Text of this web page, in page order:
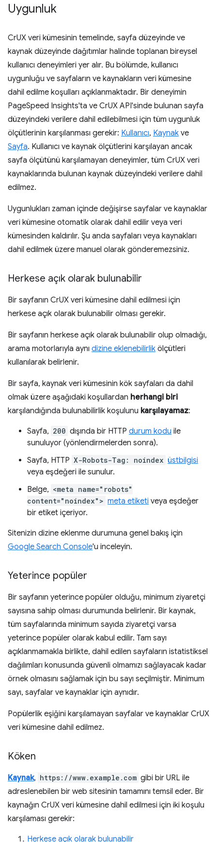
Uygunluk
CrUX veri kümesinin temelinde, sayfa düzeyinde ve
kaynak düzeyinde dağıtımlar halinde toplanan bireysel
kullanıcı deneyimleri yer alır. Bu bölümde, kullanıcı
uygunluğu ve sayfaların ve kaynakların veri kümesine
dahil edilme koşulları açıklanmaktadır. Bir deneyimin
PageSpeed Insights'ta ve CrUX API'sinde bulunan sayfa
düzeyindeki verilere dahil edilebilmesi için tüm uygunluk
ölçütlerinin karşılanması gerekir: Kullanıcı, Kaynak ve
Sayfa. Kullanıcı ve kaynak ölçütlerini karşılayan ancak
sayfa ölçütünü karşılamayan deneyimler, tüm CrUX veri
kaynaklarında bulunan kaynak düzeyindeki verilere dahil
edilmez.
Uygunlukları zaman içinde değişirse sayfalar ve kaynaklar
veri kümesine otomatik olarak dahil edilir veya veri
kümesinden kaldırılır. Şu anda sayfaları veya kaynakları
dahil edilmek üzere manuel olarak gönderemezsiniz.
Herkese açık olarak bulunabilir
Bir sayfanın CrUX veri kümesine dahil edilmesi için
herkese açık olarak bulunabilir olması gerekir.
Bir sayfanın herkese açık olarak bulunabilir olup olmadığı,
arama motorlarıyla aynı dizine eklenebilirlik ölçütleri
kullanılarak belirlenir.
Bir sayfa, kaynak veri kümesinin kök sayfaları da dahil
olmak üzere aşağıdaki koşullardan herhangi biri
karşılandığında bulunabilirlik koşulunu karşılayamaz:
Sayfa, 200 dışında bir HTTP durum kodu ile
sunuluyor (yönlendirmelerden sonra).
Sayfa, HTTP X-Robots-Tag: noindex üstbilgisi
veya eşdeğeri ile sunulur.
Belge, <meta name="robots"
content="noindex"> meta etiketi veya eşdeğer
bir etiket içeriyor.
Sitenizin dizine eklenme durumuna genel bakış için
Google Search Console'u inceleyin.
Yeterince popüler
Bir sayfanın yeterince popüler olduğu, minimum ziyaretçi
sayısına sahip olması durumunda belirlenir. Bir kaynak,
tüm sayfalarında minimum sayıda ziyaretçi varsa
yeterince popüler olarak kabul edilir. Tam sayı
açıklanmamakla birlikte, dahil edilen sayfaların istatistiksel
dağılımları konusunda güvenli olmamızı sağlayacak kadar
örnek olmasını sağlamak için bu sayı seçilmiştir. Minimum
sayı, sayfalar ve kaynaklar için aynıdır.
Popülerlik eşiğini karşılamayan sayfalar ve kaynaklar CrUX
veri kümesine dahil edilmez.
Köken
Kaynak, https://www.example.com gibi bir URL ile
adreslenebilen bir web sitesinin tamamını temsil eder. Bir
kaynağın CrUX veri kümesine dahil edilmesi için iki koşulu
karşılaması gerekir:
Herkese açık olarak bulunabilir